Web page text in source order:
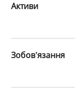
Активи
Зобов’язання